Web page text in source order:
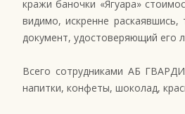
кражи баночки «Ягуара»
видимо, искренне
документ, удостоверяющий его
Всего сотрудниками АБ
напитки, конфеты, шоколад,